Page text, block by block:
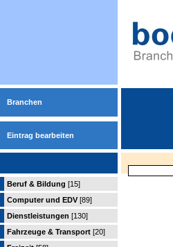
Branchen
Eintrag bearbeiten
Beruf & Bildung [15]
Computer und EDV [89]
Dienstleistungen [130]
Fahrzeuge & Transport [20]